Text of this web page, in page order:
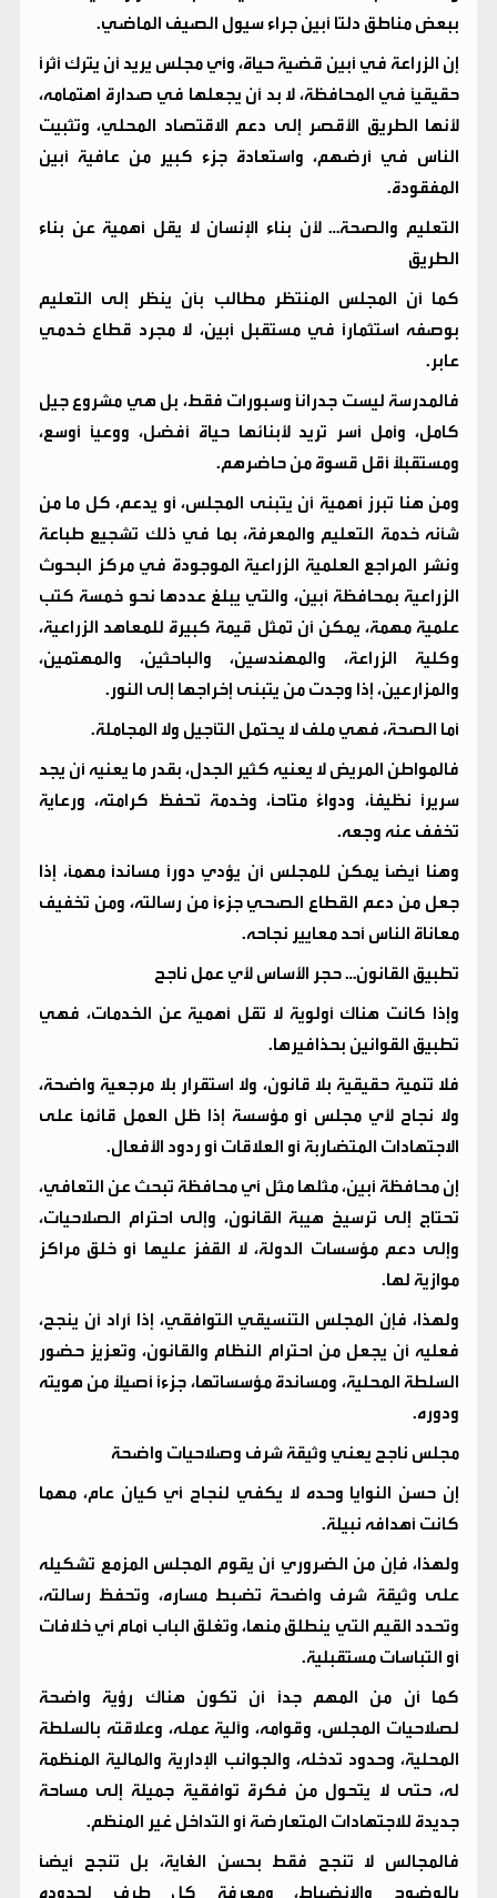
ببعض مناطق دلتا أبين جراء سيول الصيف الماضي.
إن الزراعة في أبين قضية حياة، وأي مجلس يريد أن يترك أثرًا
حقيقيًا في المحافظة، لا بد أن يجعلها في صدارة اهتمامه،
لأنها الطريق الأقصر إلى دعم الاقتصاد المحلي، وتثبيت
الناس في أرضهم، واستعادة جزء كبير من عافية أبين
المفقودة.
التعليم والصحة… لأن بناء الإنسان لا يقل أهمية عن بناء
الطريق
كما أن المجلس المنتظر مطالب بأن ينظر إلى التعليم
بوصفه استثمارًا في مستقبل أبين، لا مجرد قطاع خدمي
عابر.
فالمدرسة ليست جدرانًا وسبورات فقط، بل هي مشروع جيل
كامل، وأمل أسر تريد لأبنائها حياة أفضل، ووعيًا أوسع،
ومستقبلًا أقل قسوة من حاضرهم.
ومن هنا تبرز أهمية أن يتبنى المجلس، أو يدعم، كل ما من
شأنه خدمة التعليم والمعرفة، بما في ذلك تشجيع طباعة
ونشر المراجع العلمية الزراعية الموجودة في مركز البحوث
الزراعية بمحافظة أبين، والتي يبلغ عددها نحو خمسة كتب
علمية مهمة، يمكن أن تمثل قيمة كبيرة للمعاهد الزراعية،
وكلية الزراعة، والمهندسين، والباحثين، والمهتمين،
والمزارعين، إذا وجدت من يتبنى إخراجها إلى النور.
أما الصحة، فهي ملف لا يحتمل التأجيل ولا المجاملة.
فالمواطن المريض لا يعنيه كثير الجدل، بقدر ما يعنيه أن يجد
سريرًا نظيفًا، ودواءً متاحًا، وخدمة تحفظ كرامته، ورعاية
تخفف عنه وجعه.
وهنا أيضًا يمكن للمجلس أن يؤدي دورًا مساندًا مهمًا، إذا
جعل من دعم القطاع الصحي جزءًا من رسالته، ومن تخفيف
معاناة الناس أحد معايير نجاحه.
تطبيق القانون… حجر الأساس لأي عمل ناجح
وإذا كانت هناك أولوية لا تقل أهمية عن الخدمات، فهي
تطبيق القوانين بحذافيرها.
فلا تنمية حقيقية بلا قانون، ولا استقرار بلا مرجعية واضحة،
ولا نجاح لأي مجلس أو مؤسسة إذا ظل العمل قائمًا على
الاجتهادات المتضاربة أو العلاقات أو ردود الأفعال.
إن محافظة أبين، مثلها مثل أي محافظة تبحث عن التعافي،
تحتاج إلى ترسيخ هيبة القانون، وإلى احترام الصلاحيات،
وإلى دعم مؤسسات الدولة، لا القفز عليها أو خلق مراكز
موازية لها.
ولهذا، فإن المجلس التنسيقي التوافقي، إذا أراد أن ينجح،
فعليه أن يجعل من احترام النظام والقانون، وتعزيز حضور
السلطة المحلية، ومساندة مؤسساتها، جزءًا أصيلًا من هويته
ودوره.
مجلس ناجح يعني وثيقة شرف وصلاحيات واضحة
إن حسن النوايا وحده لا يكفي لنجاح أي كيان عام، مهما
كانت أهدافه نبيلة.
ولهذا، فإن من الضروري أن يقوم المجلس المزمع تشكيله
على وثيقة شرف واضحة تضبط مساره، وتحفظ رسالته،
وتحدد القيم التي ينطلق منها، وتغلق الباب أمام أي خلافات
أو التباسات مستقبلية.
كما أن من المهم جدًا أن تكون هناك رؤية واضحة
لصلاحيات المجلس، وقوامه، وآلية عمله، وعلاقته بالسلطة
المحلية، وحدود تدخله، والجوانب الإدارية والمالية المنظمة
له، حتى لا يتحول من فكرة توافقية جميلة إلى مساحة
جديدة للاجتهادات المتعارضة أو التداخل غير المنظم.
فالمجالس لا تنجح فقط بحسن الغاية، بل تنجح أيضًا
بالوضوح والانضباط، ومعرفة كل طرف لحدوده